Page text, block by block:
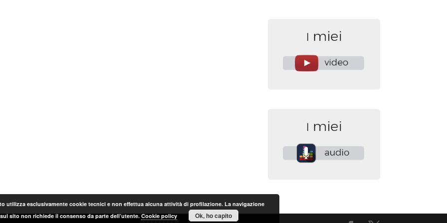
utilizza esclusivamente cookie tecnici e non effettua alcuna attività di profilazione. La navigazione
sul sito non richiede il consenso da parte dell’utente.Cookie policy Ok, ho capito